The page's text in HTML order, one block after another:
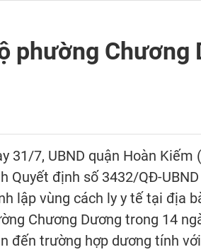
phường Chương
31/7, UBND quận Hoàn Kiếm
Quyết định số 3432/QĐ-
lập vùng cách ly y tế tại địa
Chương Dương trong 14
đến trường hợp dương tính